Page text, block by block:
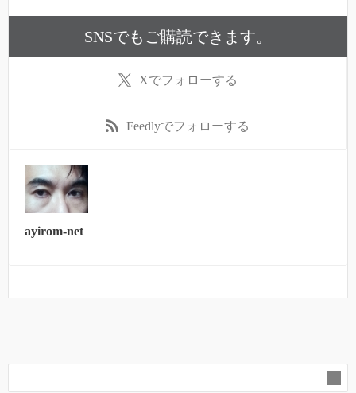
SNSでもご購読できます。
Xでフォローする
Feedlyでフォローする
ayirom-net